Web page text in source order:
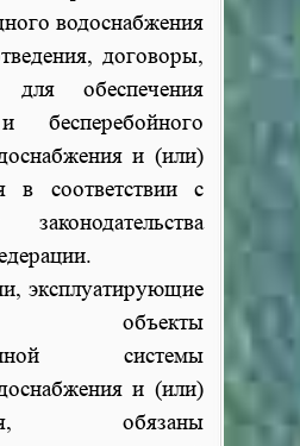
водоснабжения
договоры,
для обеспечения
бесперебойного
и (или)
в соответствии с
законодательства
эксплуатирующие
объекты
системы
и (или)
обязаны